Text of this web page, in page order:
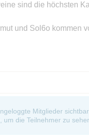
sind die höchsten
und Sol6o kommen
Mitglieder
um die Teilnehmer zu